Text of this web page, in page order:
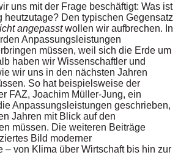
uns mit der Frage beschäftigt: Was ist
heutzutage? Den typischen Gegensatz
angepasstwollen wir aufbrechen. In
Anpassungsleistungen
müssen, weil sich die Erde um
haben wir Wissenschaftler und
wir uns in den nächsten Jahren
So hat beispielsweise der
FAZ, Joachim Müller-Jung, ein
Anpassungsleistungen geschrieben,
Jahren mit Blick auf den
müssen. Die weiteren Beiträge
Bild moderner
– von Klima über Wirtschaft bis hin zur